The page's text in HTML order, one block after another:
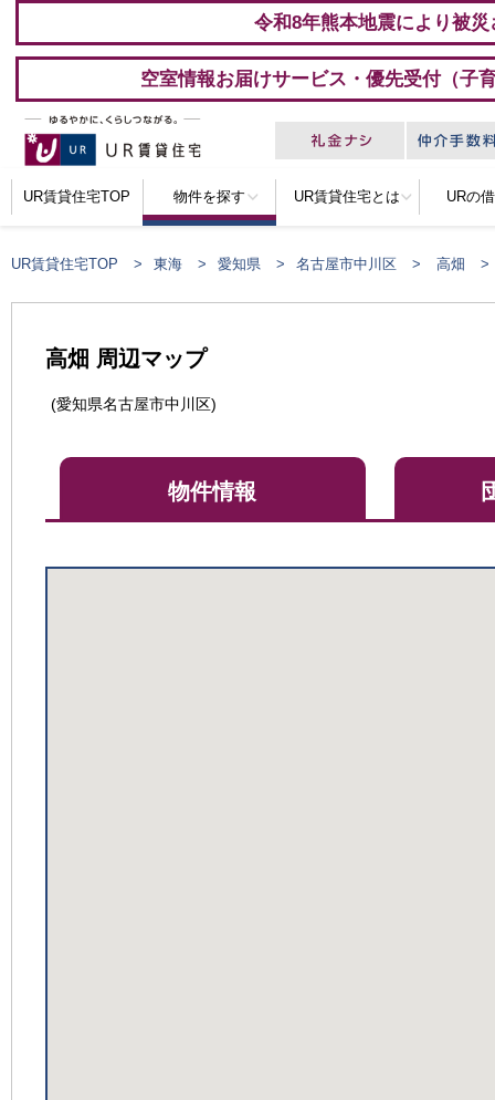
令和8年熊本地震により被
空室情報お届けサービス・優先受付（子
UR賃貸住宅TOP 物件を探す UR賃貸住宅とは URの
UR賃貸住宅TOP 東海 愛知県 名古屋市中川区 高畑
高畑 周辺マップ
(愛知県名古屋市中川区)
物件情報